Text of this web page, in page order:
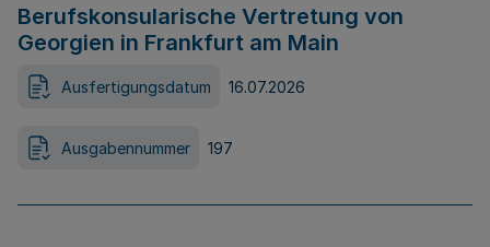
Berufskonsularische Vertretung von
Georgien in Frankfurt am Main
Ausfertigungsdatum 16.07.2026
Ausgabennummer 197